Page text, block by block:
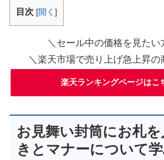
目次 [開く ]
＼セール中の価格を見たい
＼楽天市場で売り上げ急上昇の
楽天ランキングページはこ
お見舞い封筒にお札
きとマナーについて